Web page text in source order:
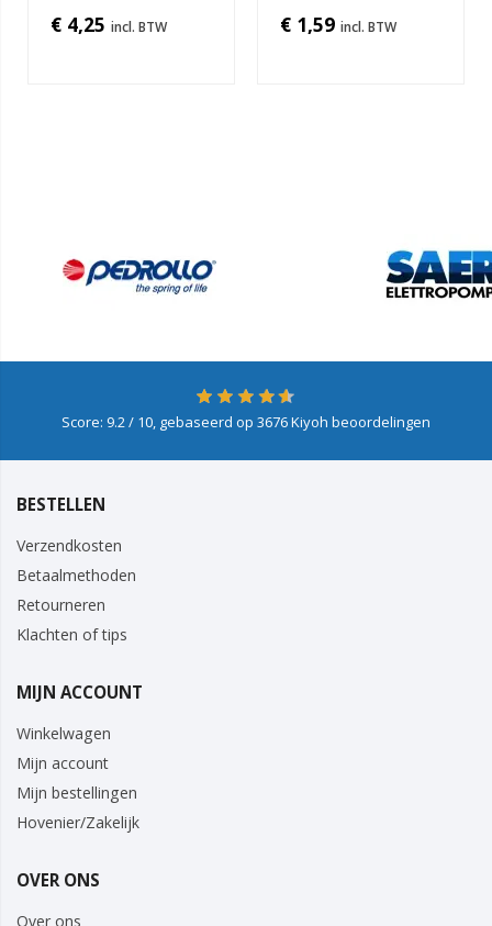
€ 4,25 € 1,59
Score: 9.2/ 10, gebaseerd op 3676Kiyoh beoordelingen
BESTELLEN
Verzendkosten
Betaalmethoden
Retourneren
Klachten of tips
MIJN ACCOUNT
Winkelwagen
Mijn account
Mijn bestellingen
Hovenier/Zakelijk
OVER ONS
Over ons